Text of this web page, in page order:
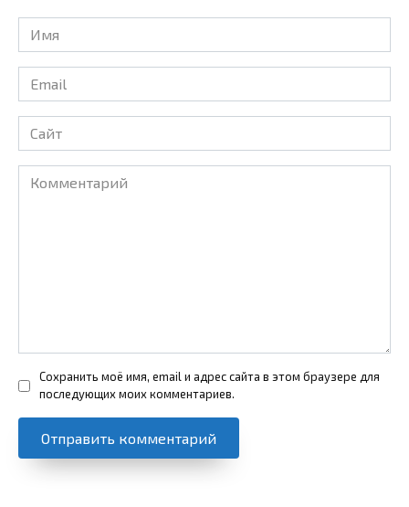
Имя
*
Email
*
Сайт
Комментарий
Сохранить моё имя, email и адрес сайта в этом браузере для
последующих моих комментариев.